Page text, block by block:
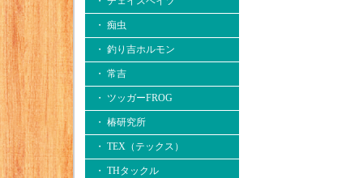
・ 痴虫
・ 釣り吉ホルモン
・ 常吉
・ ツッガーFROG
・ 椿研究所
・ TEX（テックス）
・ THタックル